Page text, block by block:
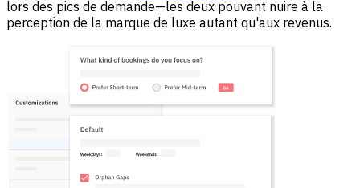
lors des pics de demande—les deux pouvant nuire à la
perception de la marque de luxe autant qu'aux revenus.